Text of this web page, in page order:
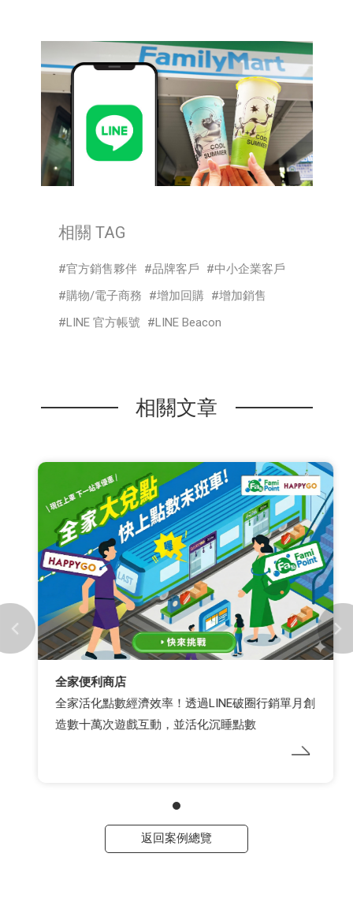
相關 TAG
官方銷售夥伴 品牌客戶
中小企業客戶
購物/電子商務
增加回購
增加銷售
LINE 官方帳號
LINE Beacon
相關文章
全家便利商店
全家活化點數經濟效率！透過LINE破圈行銷單月創
造數十萬次遊戲互動，並活化沉睡點數
返回案例總覽